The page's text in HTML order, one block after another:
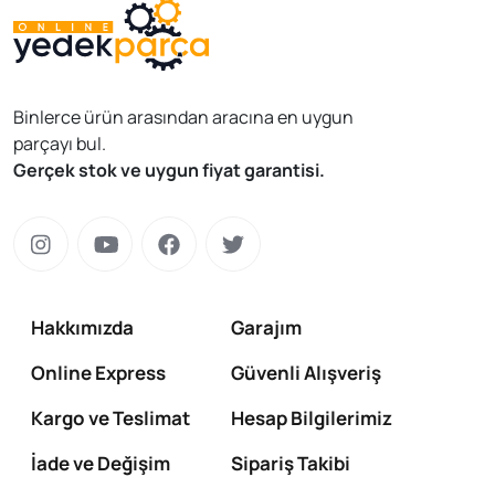
Binlerce ürün arasından aracına en uygun
parçayı bul.
Gerçek stok ve uygun fiyat garantisi.
Hakkımızda
Garajım
Online Express
Güvenli Alışveriş
Kargo ve Teslimat
Hesap Bilgilerimiz
İade ve Değişim
Sipariş Takibi